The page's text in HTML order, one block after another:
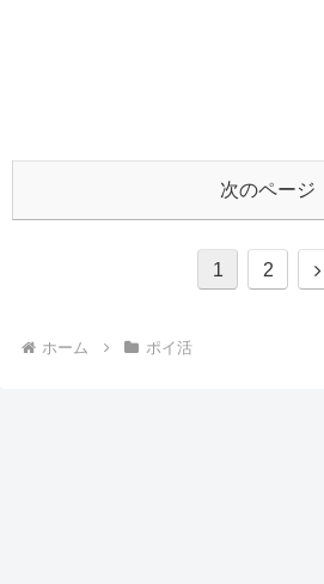
次のページ
1 2
次
ホーム ポイ活